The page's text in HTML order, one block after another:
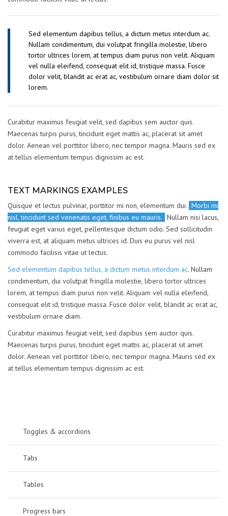
Sed elementum dapibus tellus, a dictum metus interdum ac.
Nullam condimentum, dui volutpat fringilla molestie, libero
tortor ultrices lorem, at tempus diam purus non velit. Aliquam
vel nulla eleifend, consequat elit id, tristique massa. Fusce
dolor velit, blandit ac erat ac, vestibulum ornare diam dolor sit
lorem.
Curabitur maximus feugiat velit, sed dapibus sem auctor quis.
Maecenas turpis purus, tincidunt eget mattis ac, placerat sit amet
dolor. Aenean vel porttitor libero, nec tempor magna. Mauris sed ex
at tellus elementum tempus dignissim ac est.
TEXT MARKINGS EXAMPLES
Quisque et lectus pulvinar, porttitor mi non, elementum dui. Morbi mi
nisl, tincidunt sed venenatis eget, finibus eu mauris. Nullam nisi lacus,
feugiat eget varius eget, pellentesque dictum odio. Sed sollicitudin
viverra est, at aliquam metus ultrices id. Duis eu purus vel nisl
commodo facilisis vitae ut lectus.
Sed elementum dapibus tellus, a dictum metus interdum ac. Nullam
condimentum, dui volutpat fringilla molestie, libero tortor ultrices
lorem, at tempus diam purus non velit. Aliquam vel nulla eleifend,
consequat elit id, tristique massa. Fusce dolor velit, blandit ac erat ac,
vestibulum ornare diam.
Curabitur maximus feugiat velit, sed dapibus sem auctor quis.
Maecenas turpis purus, tincidunt eget mattis ac, placerat sit amet
dolor. Aenean vel porttitor libero, nec tempor magna. Mauris sed ex
at tellus elementum tempus dignissim ac est.
Toggles & accordions
Tabs
Tables
Progress bars